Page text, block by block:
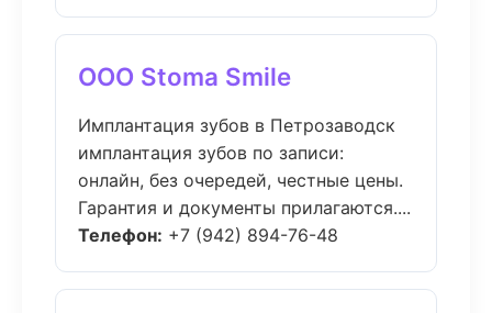
ООО Stoma Smile
Имплантация зубов в Петрозаводск
имплантация зубов по записи:
онлайн, без очередей, честные цены.
Гарантия и документы прилагаются....
Телефон: +7 (942) 894-76-48